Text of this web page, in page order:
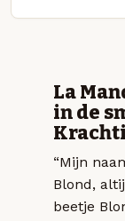
La
in de
“Mijn
Blond,
beetje